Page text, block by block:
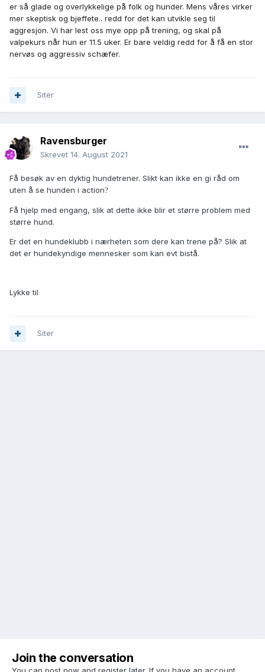
er så glade og overlykkelige på folk og hunder. Mens våres virker
mer skeptisk og bjeffete.. redd for det kan utvikle seg til
aggresjon. Vi har lest oss mye opp på trening, og skal på
valpekurs når hun er 11.5 uker. Er bare veldig redd for å få en stor
nervøs og aggressiv schæfer.
Siter
Ravensburger
Skrevet 14. August 2021
Få besøk av en dyktig hundetrener. Slikt kan ikke en gi råd om
uten å se hunden i action?
Få hjelp med engang, slik at dette ikke blir et større problem med
større hund.
Er det en hundeklubb i nærheten som dere kan trene på? Slik at
det er hundekyndige mennesker som kan evt bistå.
Lykke til
Siter
Join the conversation